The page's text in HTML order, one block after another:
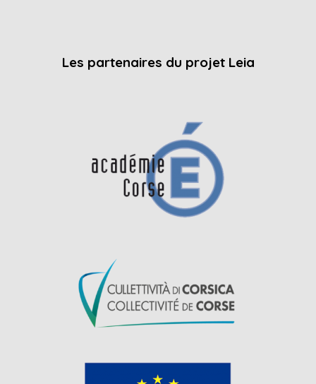
Les partenaires du projet Leia